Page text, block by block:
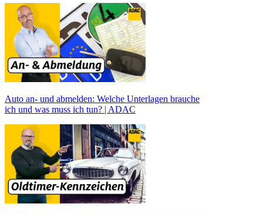
Auto an- und abmelden: Welche Unterlagen brauche
ich und was muss ich tun? | ADAC